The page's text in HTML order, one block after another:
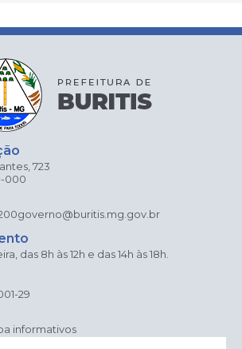
723
000
governo@buritis.mg.gov.br
das 8h às 12h e das 14h às 18h.
29
informativos